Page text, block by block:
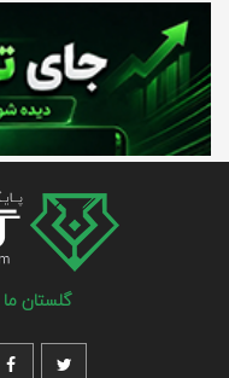
گلستان ما